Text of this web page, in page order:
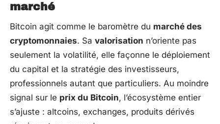
marché
Bitcoin agit comme le baromètre du marché des
cryptomonnaies. Sa valorisation n’oriente pas
seulement la volatilité, elle façonne le déploiement
du capital et la stratégie des investisseurs,
professionnels autant que particuliers. Au moindre
signal sur le prix du Bitcoin, l’écosystème entier
s’ajuste : altcoins, exchanges, produits dérivés